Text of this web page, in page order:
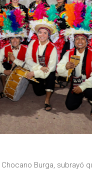
Burga, subrayó